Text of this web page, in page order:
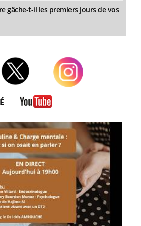
gâche-t-il les premiers jours de vos